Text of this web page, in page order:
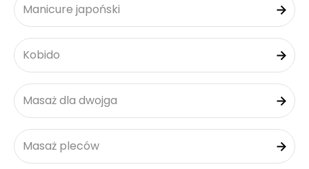
Manicure japoński
Kobido
Masaż dla dwojga
Masaż pleców